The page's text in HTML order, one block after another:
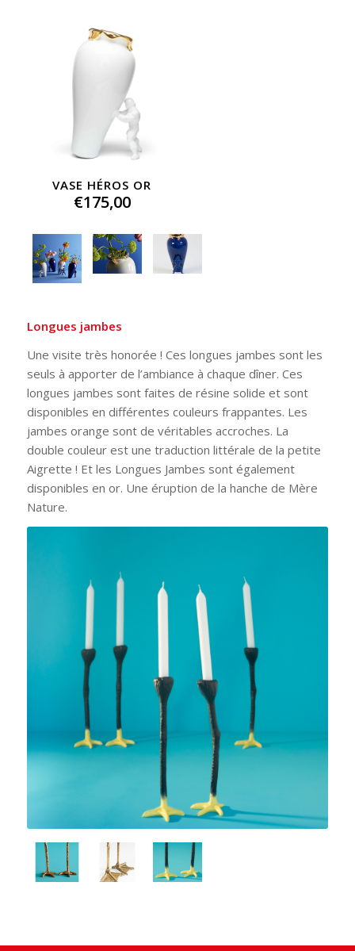
VASE HÉROS OR
€175,00
Longues jambes
Une visite très honorée ! Ces longues jambes sont les
seuls à apporter de l’ambiance à chaque dîner. Ces
longues jambes sont faites de résine solide et sont
disponibles en différentes couleurs frappantes. Les
jambes orange sont de véritables accroches. La
double couleur est une traduction littérale de la petite
Aigrette ! Et les Longues Jambes sont également
disponibles en or. Une éruption de la hanche de Mère
Nature.